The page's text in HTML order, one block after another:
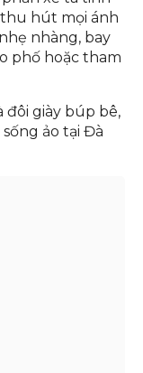
một chiếc đầm
hảo.
xẻ tà tinh
hút mọi ánh
nhàng, bay
phố hoặc tham